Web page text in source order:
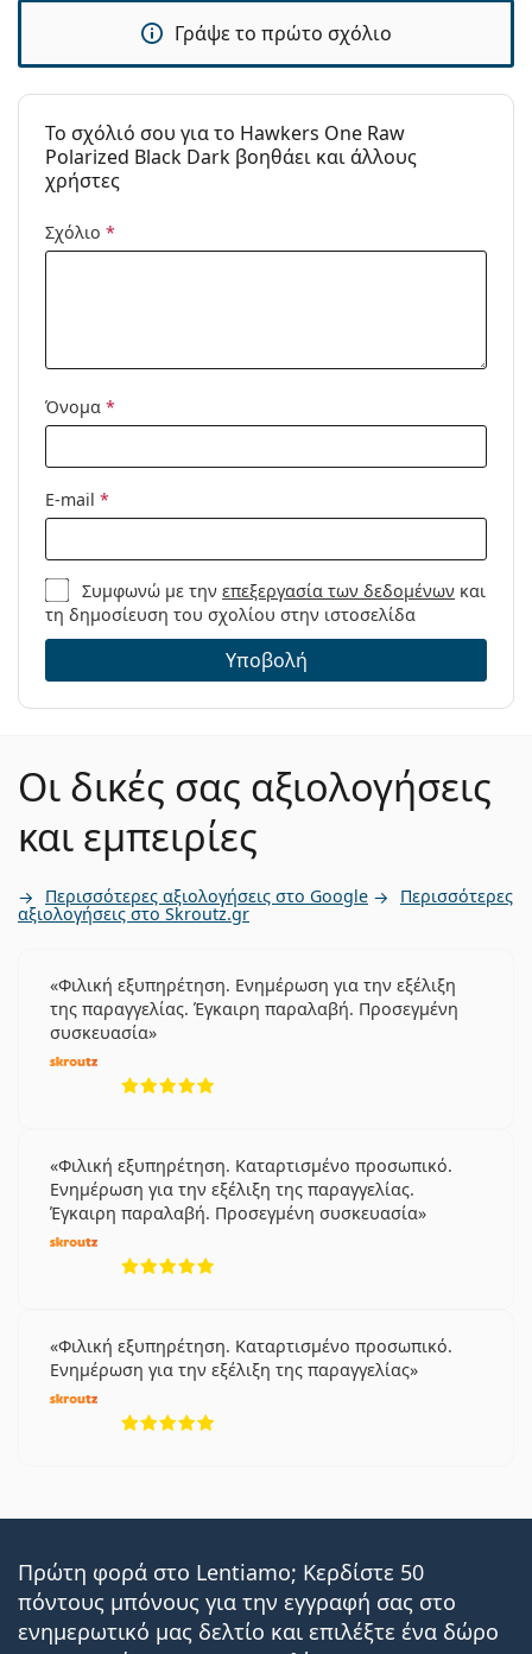
Unisex
Χρήση:
Μόδα
Προϊόντος /
Μοντέλο:
Γράψε το πρώτο σχόλιο
To σχόλιό σου για το Hawkers One Raw
Polarized Black Dark βοηθάει και άλλους
χρήστες
Σχόλιο *
Όνομα *
E-mail *
Συμφωνώ με τηνεπεξεργασία των δεδομένων και
τη δημοσίευση του σχολίου στην ιστοσελίδα
Υποβολή
Οι δικές σας αξιολογήσεις
και εμπειρίες
Περισσότερες αξιολογήσεις στο Google Περισσότερες
αξιολογήσεις στο Skroutz.gr
Φιλική εξυπηρέτηση. Ενημέρωση για την εξέλιξη
της παραγγελίας. Έγκαιρη παραλαβή. Προσεγμένη
συσκευασία
Φιλική εξυπηρέτηση. Καταρτισμένο προσωπικό.
Ενημέρωση για την εξέλιξη της παραγγελίας.
Έγκαιρη παραλαβή. Προσεγμένη συσκευασία
Φιλική εξυπηρέτηση. Καταρτισμένο προσωπικό.
Ενημέρωση για την εξέλιξη της παραγγελίας
Πρώτη φορά στο Lentiamo; Κερδίστε 50
πόντους μπόνους για την εγγραφή σας στο
ενημερωτικό μας δελτίο και επιλέξτε ένα δώρο